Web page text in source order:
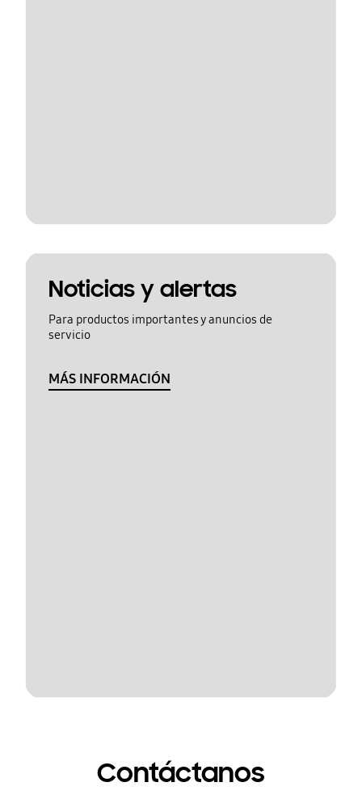
Noticias y alertas
Para productos importantes y anuncios de
servicio
MÁS INFORMACIÓN
Contáctanos